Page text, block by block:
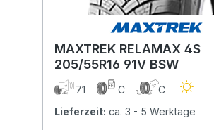
MAXTREK RELAMAX 4S
205/55R16 91V BSW
71 C
C
Lieferzeit: ca. 3 - 5 Werktage